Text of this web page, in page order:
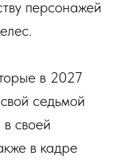
персонажей
в 2027
седьмой
в своей
в кадре